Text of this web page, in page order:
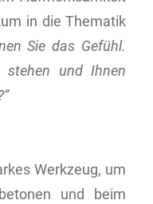
in die Thematik
Sie das Gefühl.
und Ihnen
Werkzeug, um
und beim